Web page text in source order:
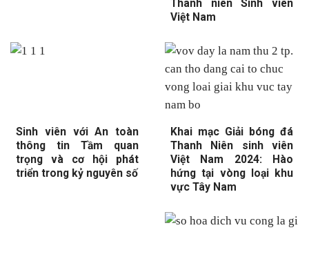
Thanh niên Sinh viên
Việt Nam
Sinh viên với An toàn
thông tin Tầm quan
trọng và cơ hội phát
triển trong kỷ nguyên số
Khai mạc Giải bóng đá
Thanh Niên sinh viên
Việt Nam 2024: Hào
hứng tại vòng loại khu
vực Tây Nam